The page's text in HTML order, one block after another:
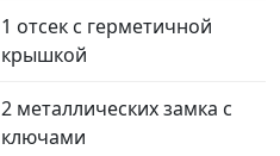
1 отсек с герметичной
крышкой
2 металлических замка с
ключами